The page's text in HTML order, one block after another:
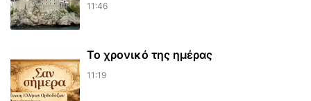
11:46
Το χρονικό της ημέρας
11:19